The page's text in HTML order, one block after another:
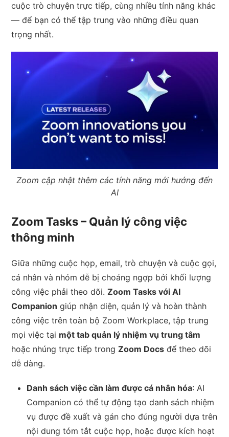
cuộc trò chuyện trực tiếp, cùng nhiều tính năng khác
— để bạn có thể tập trung vào những điều quan
trọng nhất.
Zoom cập nhật thêm các tính năng mới hướng đến
AI
Zoom Tasks – Quản lý công việc
thông minh
Giữa những cuộc họp, email, trò chuyện và cuộc gọi,
cá nhân và nhóm dễ bị choáng ngợp bởi khối lượng
công việc phải theo dõi.Zoom Tasks với AI
Companion giúp nhận diện, quản lý và hoàn thành
công việc trên toàn bộ Zoom Workplace, tập trung
mọi việc tại một tab quản lý nhiệm vụ trung tâm
hoặc nhúng trực tiếp trongZoom Docs để theo dõi
dễ dàng.
Danh sách việc cần làm được cá nhân hóa: AI
Companion có thể tự động tạo danh sách nhiệm
vụ được đề xuất và gán cho đúng người dựa trên
nội dung tóm tắt cuộc họp, hoặc được kích hoạt